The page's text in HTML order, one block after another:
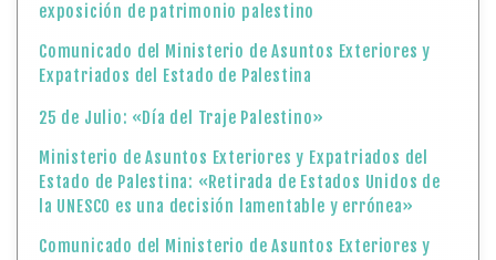
exposición de patrimonio palestino
Comunicado del Ministerio de Asuntos Exteriores y
Expatriados del Estado de Palestina
25 de Julio: «Día del Traje Palestino»
Ministerio de Asuntos Exteriores y Expatriados del
Estado de Palestina: «Retirada de Estados Unidos de
la UNESCO es una decisión lamentable y errónea»
Comunicado del Ministerio de Asuntos Exteriores y